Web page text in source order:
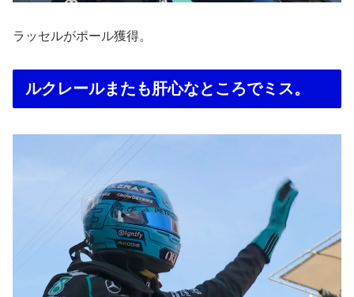
ラッセルがポール獲得。
ルクレールまたも肝心なところでミス。